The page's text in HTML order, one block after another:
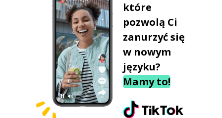
które
pozwolą Ci
zanurzyć się
w nowym
języku?
Mamy to!